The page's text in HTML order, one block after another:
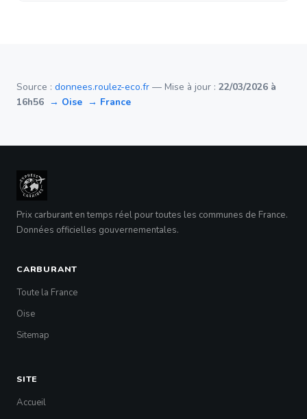
Source : donnees.roulez-eco.fr — Mise à jour : 22/03/2026 à
16h56 → Oise → France
Prix carburant en temps réel pour toutes les communes de France.
Données officielles gouvernementales.
CARBURANT
Toute la France
Oise
Sitemap
SITE
Accueil